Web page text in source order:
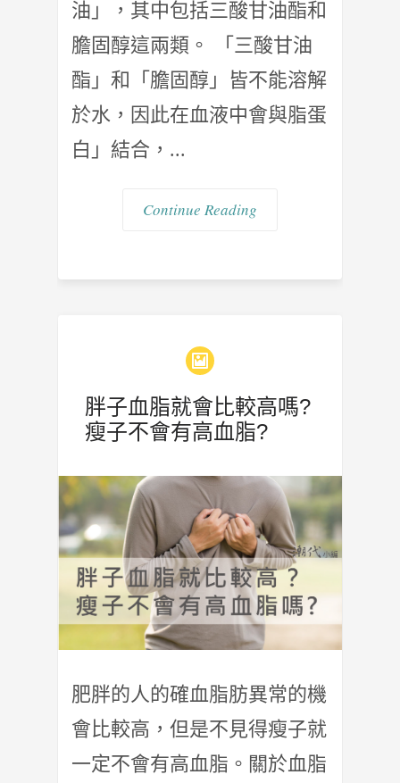
油」，其中包括三酸甘油酯和
膽固醇這兩類。 「三酸甘油
酯」和「膽固醇」皆不能溶解
於水，因此在血液中會與脂蛋
白」結合，...
Continue Reading
胖子血脂就會比較高嗎?
瘦子不會有高血脂?
肥胖的人的確血脂肪異常的機
會比較高，但是不見得瘦子就
一定不會有高血脂。關於血脂